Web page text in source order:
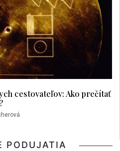
cestovateľov: Ako prečítať
PODUJATIA